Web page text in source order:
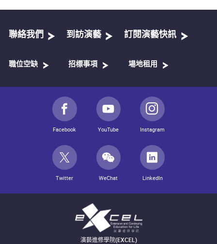
聯絡我們 到訪演藝 訂閱演藝快訊
職位空缺 招標事項 場地租用
Facebook YouTube Instagram
Twitter WeChat LinkedIn
演藝進修學院(EXCEL)